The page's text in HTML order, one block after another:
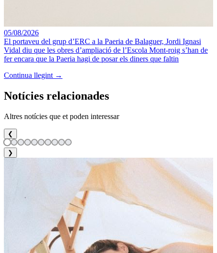
05/08/2026
El portaveu del grup d’ERC a la Paeria de Balaguer, Jordi Ignasi
Vidal diu que les obres d’ampliació de l’Escola Mont-roig s’han de
fer encara que la Paeria hagi de posar els diners que faltin
Continua llegint →
Notícies relacionades
Altres notícies que et poden interessar
❮
❯